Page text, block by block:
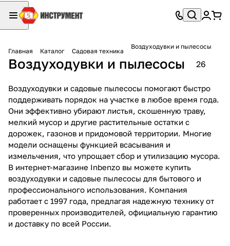
Главная Каталог Садовая техника
Воздуходувки и пылесосы
Воздуходувки и пылесосы 26
Воздуходувки и садовые пылесосы помогают быстро
поддерживать порядок на участке в любое время года.
Они эффективно убирают листья, скошенную траву,
мелкий мусор и другие растительные остатки с
дорожек, газонов и придомовой территории. Многие
модели оснащены функцией всасывания и
измельчения, что упрощает сбор и утилизацию мусора.
В интернет-магазине Inbenzo вы можете купить
воздуходувки и садовые пылесосы для бытового и
профессионального использования. Компания
работает с 1997 года, предлагая надежную технику от
проверенных производителей, официальную гарантию
и доставку по всей России.